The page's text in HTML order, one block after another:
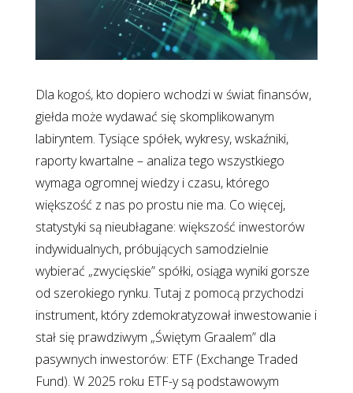
Dla kogoś, kto dopiero wchodzi w świat finansów,
giełda może wydawać się skomplikowanym
labiryntem. Tysiące spółek, wykresy, wskaźniki,
raporty kwartalne – analiza tego wszystkiego
wymaga ogromnej wiedzy i czasu, którego
większość z nas po prostu nie ma. Co więcej,
statystyki są nieubłagane: większość inwestorów
indywidualnych, próbujących samodzielnie
wybierać „zwycięskie” spółki, osiąga wyniki gorsze
od szerokiego rynku. Tutaj z pomocą przychodzi
instrument, który zdemokratyzował inwestowanie i
stał się prawdziwym „Świętym Graalem” dla
pasywnych inwestorów: ETF (Exchange Traded
Fund). W 2025 roku ETF-y są podstawowym